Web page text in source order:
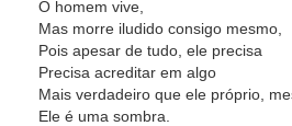
O homem vive,
Mas morre iludido consigo mesmo,
Pois apesar de tudo, ele precisa
Precisa acreditar em algo
Mais verdadeiro que ele próprio,
Ele é uma sombra.